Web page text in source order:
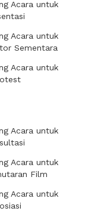
Acara untuk
Acara untuk
Sementara
Acara untuk
Acara untuk
Acara untuk
Film
Acara untuk